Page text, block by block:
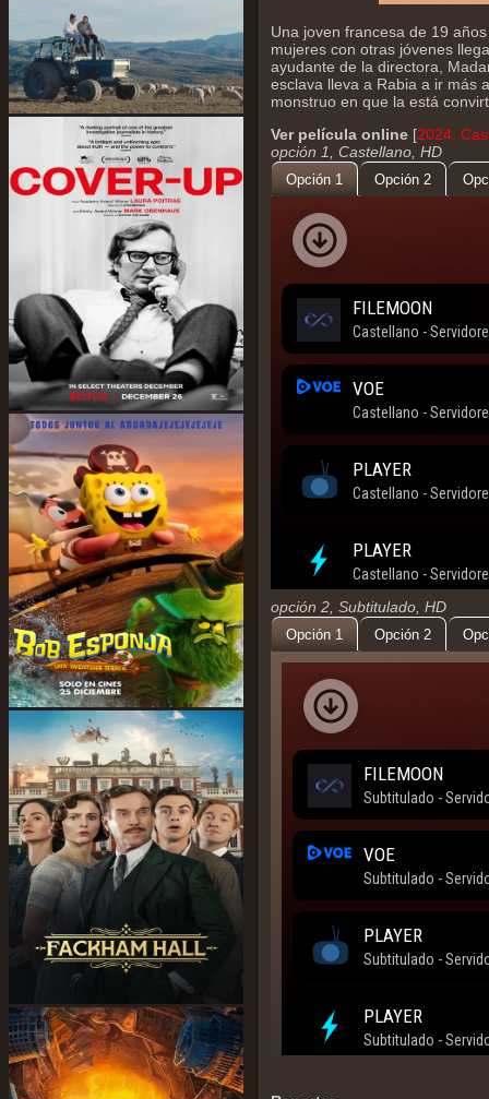
Una joven francesa de 19
mujeres con otras jóvenes
ayudante de la directora,
esclava lleva a Rabia a ir más
monstruo en que la está
Ver película online [2024,
opción 1, Castellano, HD
Opción 1 Opción 2
opción 2, Subtitulado, HD
Opción 1 Opción 2